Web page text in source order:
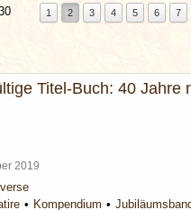
1 2 3 4 5 6 7
Titel-Buch: 40 Jahre
2019
Kompendium